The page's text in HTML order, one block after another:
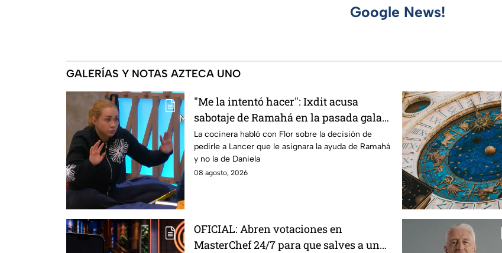
Google News!
GALERÍAS Y NOTAS AZTECA UNO
"Me la intentó hacer": Ixdit acusa
sabotaje de Ramahá en la pasada gala
de salvación de MasterChef 24/7
La cocinera habló con Flor sobre la decisión de
pedirle a Lancer que le asignara la ayuda de Ramahá
y no la de Daniela
08 agosto, 2026
OFICIAL: Abren votaciones en
MasterChef 24/7 para que salves a un